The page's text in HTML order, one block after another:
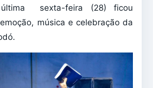
sexta-feira (28) ficou
música e celebração da